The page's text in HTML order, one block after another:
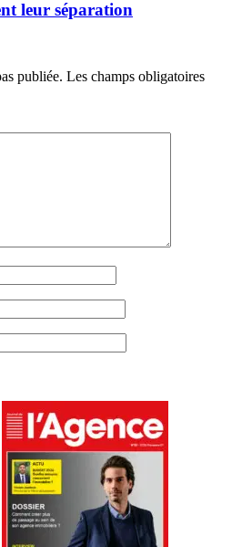
leur séparation
publiée. Les champs obligatoires